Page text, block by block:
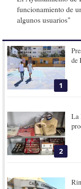
funcionamiento de
algunos usuarios"
1
de
2
La